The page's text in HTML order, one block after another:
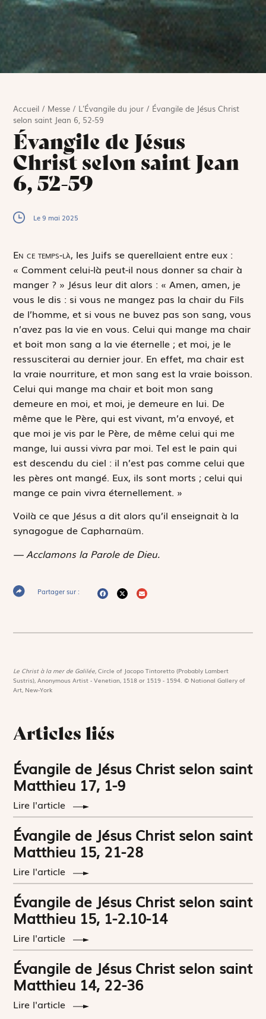
Accueil / Messe / L'Évangile du jour / Évangile de Jésus Christ
selon saint Jean 6, 52-59
Évangile de Jésus
Christ selon saint Jean
6, 52-59
Le 9 mai 2025
En ce temps-là, les Juifs se querellaient entre eux :
« Comment celui-là peut-il nous donner sa chair à
manger ? » Jésus leur dit alors : « Amen, amen, je
vous le dis : si vous ne mangez pas la chair du Fils
de l’homme, et si vous ne buvez pas son sang, vous
n’avez pas la vie en vous. Celui qui mange ma chair
et boit mon sang a la vie éternelle ; et moi, je le
ressusciterai au dernier jour. En effet, ma chair est
la vraie nourriture, et mon sang est la vraie boisson.
Celui qui mange ma chair et boit mon sang
demeure en moi, et moi, je demeure en lui. De
même que le Père, qui est vivant, m’a envoyé, et
que moi je vis par le Père, de même celui qui me
mange, lui aussi vivra par moi. Tel est le pain qui
est descendu du ciel : il n’est pas comme celui que
les pères ont mangé. Eux, ils sont morts ; celui qui
mange ce pain vivra éternellement. »
Voilà ce que Jésus a dit alors qu’il enseignait à la
synagogue de Capharnaüm.
— Acclamons la Parole de Dieu.
Partager sur :
Le Christ à la mer de Galilée,Circle of Jacopo Tintoretto (Probably Lambert
Sustris), Anonymous Artist - Venetian, 1518 or 1519 - 1594. © National Gallery of
Art, New-York
Articles liés
Évangile de Jésus Christ selon saint
Matthieu 17, 1-9
Lire l'article
Évangile de Jésus Christ selon saint
Matthieu 15, 21-28
Lire l'article
Évangile de Jésus Christ selon saint
Matthieu 15, 1-2.10-14
Lire l'article
Évangile de Jésus Christ selon saint
Matthieu 14, 22-36
Lire l'article